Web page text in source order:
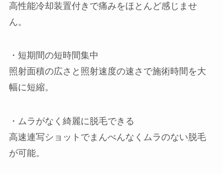
高性能冷却装置付きで痛みをほとんど感じませ
ん。
・短期間の短時間集中
照射面積の広さと照射速度の速さで施術時間を大
幅に短縮。
・ムラがなく綺麗に脱毛できる
高速連写ショットでまんべんなくムラのない脱毛
が可能。